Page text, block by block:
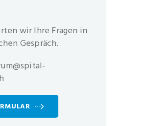
wir Ihre Fragen in
Gespräch.